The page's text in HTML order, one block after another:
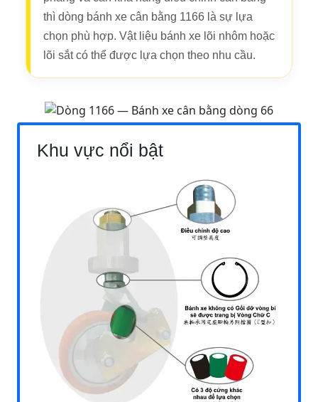
thì dòng bánh xe cân bằng 1166 là sự lựa
chọn phù hợp. Vật liệu bánh xe lõi nhôm hoặc
lõi sắt có thể được lựa chọn theo nhu cầu.
Khu vực nổi bật